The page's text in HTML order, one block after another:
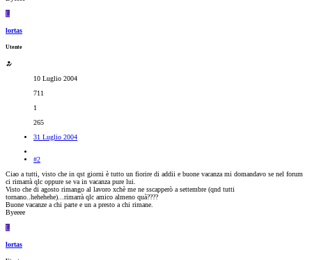
L
lortas
Utente
10 Luglio 2004
711
1
265
31 Luglio 2004
#2
Ciao a tutti, visto che in qst giorni è tutto un fiorire di addii e buone vacanza mi domandavo se nel forum
ci rimarrà qlc oppure se va in vacanza pure lui.
Visto che di agosto rimango al lavoro xchè me ne sscapperò a settembre (qnd tutti
tornano..hehehehe)...rimarrà qlc amico almeno quà????
Buone vacanze a chi parte e un a presto a chi rimane.
Byeeee
L
lortas